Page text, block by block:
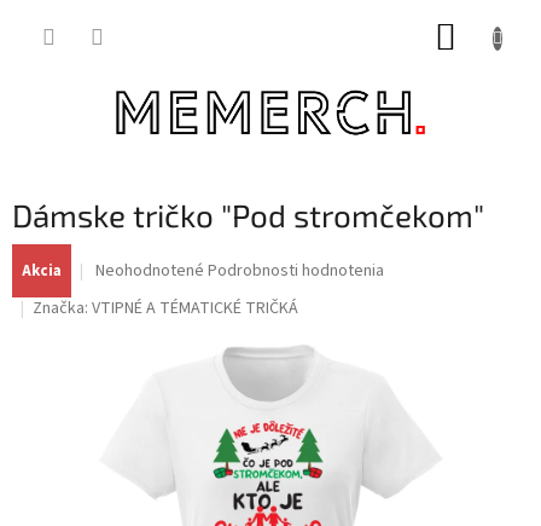
Dámske tričko "Pod stromčekom"
Akcia
Priemerné
produktu
Neohodnotené Podrobnosti hodnotenia
Značka: VTIPNÉ A TÉMATICKÉ TRIČKÁ